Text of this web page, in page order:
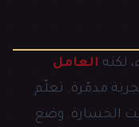
لكنه العامل
مدمّرة. تعلّم
الخسارة. وضع